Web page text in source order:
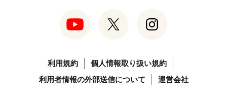
利用規約
個人情報取り扱い規約
利用者情報の外部送信について
運営会社